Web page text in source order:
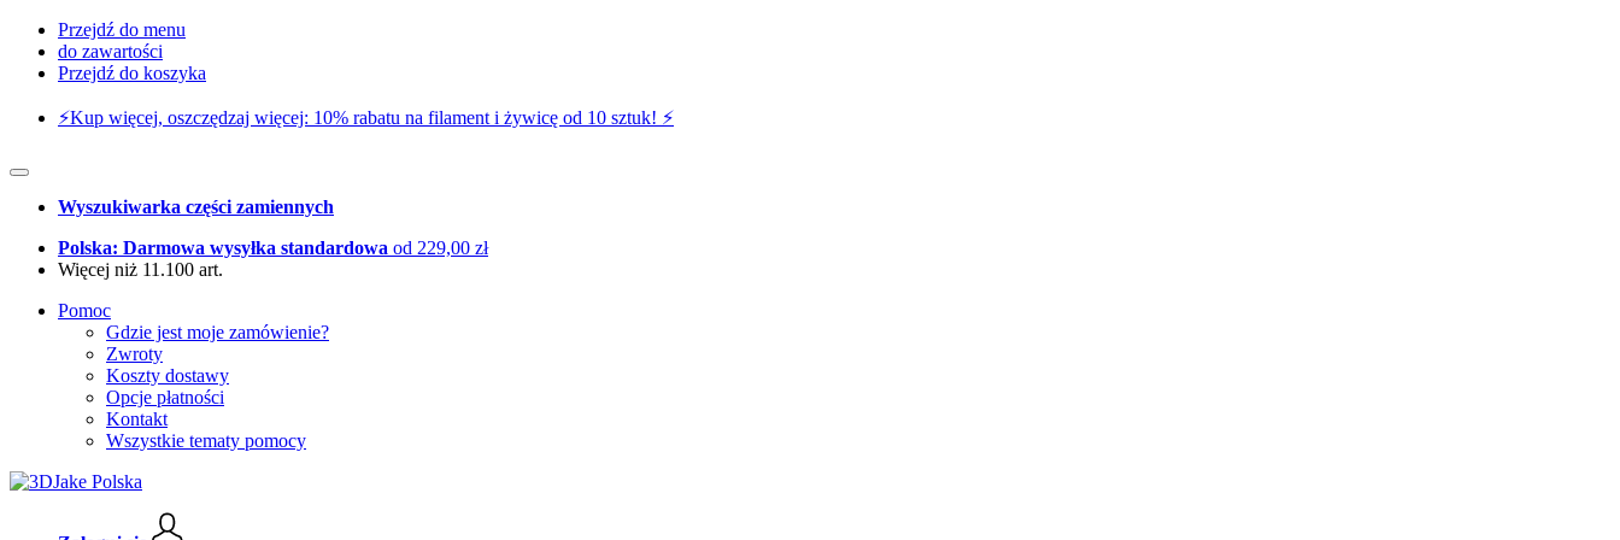
Przejdź do menu
do zawartości
Przejdź do koszyka
⚡️Kup więcej, oszczędzaj więcej: 10% rabatu na filament i żywicę od 10 sztuk! ⚡️
Wyszukiwarka części zamiennych
Polska: Darmowa wysyłka standardowa od 229,00 zł
Więcej niż 11.100 art.
Pomoc
Gdzie jest moje zamówienie?
Zwroty
Koszty dostawy
Opcje płatności
Kontakt
Wszystkie tematy pomocy